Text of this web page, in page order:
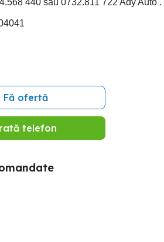
440 sau 0732.811 722 Ady Auto .
Fă ofertă
telefon